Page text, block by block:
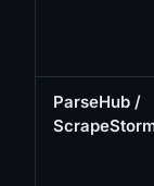
ParseHub /